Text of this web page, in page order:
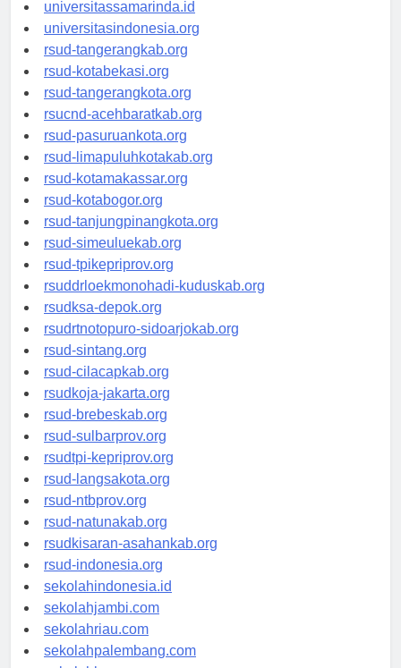
universitassamarinda.id
universitasindonesia.org
rsud-tangerangkab.org
rsud-kotabekasi.org
rsud-tangerangkota.org
rsucnd-acehbaratkab.org
rsud-pasuruankota.org
rsud-limapuluhkotakab.org
rsud-kotamakassar.org
rsud-kotabogor.org
rsud-tanjungpinangkota.org
rsud-simeuluekab.org
rsud-tpikepriprov.org
rsuddrloekmonohadi-kuduskab.org
rsudksa-depok.org
rsudrtnotopuro-sidoarjokab.org
rsud-sintang.org
rsud-cilacapkab.org
rsudkoja-jakarta.org
rsud-brebeskab.org
rsud-sulbarprov.org
rsudtpi-kepriprov.org
rsud-langsakota.org
rsud-ntbprov.org
rsud-natunakab.org
rsudkisaran-asahankab.org
rsud-indonesia.org
sekolahindonesia.id
sekolahjambi.com
sekolahriau.com